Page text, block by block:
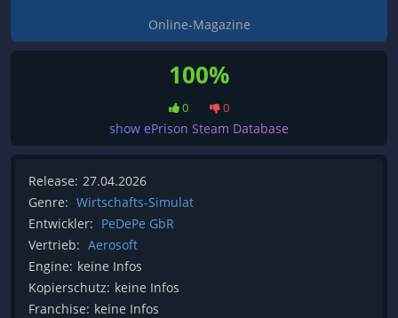
Online-Magazine
100%
0 0
show ePrison Steam Database
Release: 27.04.2026
Genre: Wirtschafts-Simulat
Entwickler: PeDePe GbR
Vertrieb: Aerosoft
Engine: keine Infos
Kopierschutz: keine Infos
Franchise: keine Infos